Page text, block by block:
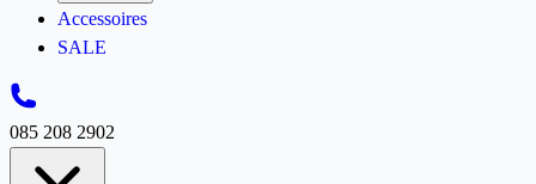
Accessoires
SALE
085 208 2902